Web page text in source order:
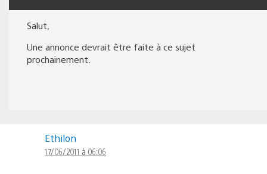
Salut,
Une annonce devrait être faite à ce sujet
prochainement.
Ethilon
17/06/2011 à 06:06